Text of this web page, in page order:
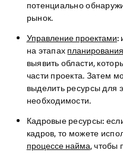
потенциально
рынок.
Управление проектами:
на этапах планирования
выявить области,
части проекта. Затем
выделить ресурсы для
необходимости.
Кадровые ресурсы:
кадров, то можете
процессе найма, чтобы